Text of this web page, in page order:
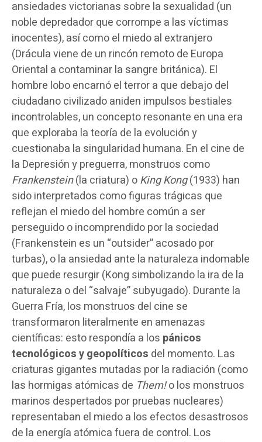
ansiedades victorianas sobre la sexualidad (un
noble depredador que corrompe a las víctimas
inocentes), así como el miedo al extranjero
(Drácula viene de un rincón remoto de Europa
Oriental a contaminar la sangre británica). El
hombre lobo encarnó el terror a que debajo del
ciudadano civilizado aniden impulsos bestiales
incontrolables, un concepto resonante en una era
que exploraba la teoría de la evolución y
cuestionaba la singularidad humana. En el cine de
la Depresión y preguerra, monstruos como
Frankenstein(la criatura) oKing Kong(1933) han
sido interpretados como figuras trágicas que
reflejan el miedo del hombre común a ser
perseguido o incomprendido por la sociedad
(Frankenstein es un “outsider” acosado por
turbas), o la ansiedad ante la naturaleza indomable
que puede resurgir (Kong simbolizando la ira de la
naturaleza o del “salvaje” subyugado). Durante la
Guerra Fría, los monstruos del cine se
transformaron literalmente en amenazas
científicas: esto respondía a los pánicos
tecnológicos y geopolíticos del momento. Las
criaturas gigantes mutadas por la radiación (como
las hormigas atómicas de Them!o los monstruos
marinos despertados por pruebas nucleares)
representaban el miedo a los efectos desastrosos
de la energía atómica fuera de control. Los